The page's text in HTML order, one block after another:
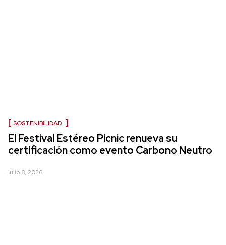
SOSTENIBILIDAD
El Festival Estéreo Picnic renueva su
certificación como evento Carbono Neutro
julio 8, 2026